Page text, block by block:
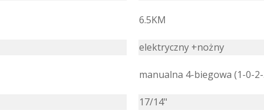
6.5KM
elektryczny +nożny
manualna 4-biegowa (1-0-
17/14"